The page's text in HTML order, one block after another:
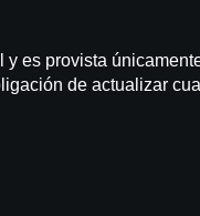
es provista
de actualizar